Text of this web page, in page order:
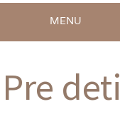
MENU
Pre deti